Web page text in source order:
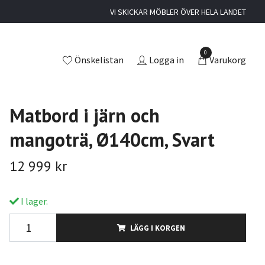
VI SKICKAR MÖBLER ÖVER HELA LANDET
Önskelistan Logga in
0
Varukorg
Matbord i järn och
mangoträ, Ø140cm, Svart
12 999 kr
I lager.
LÄGG I KORGEN